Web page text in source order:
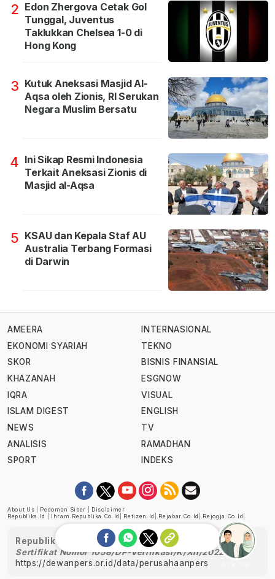
2 Edon Zhergova Cetak Gol
Tunggal, Juventus
Taklukkan Chelsea 1-0 di
Hong Kong
3 Kutuk Aneksasi Masjid Al-
Aqsa oleh Zionis, RI Serukan
Negara Muslim Bersatu
4 Ini Sikap Resmi Indonesia
Terkait Aneksasi Zionis di
Masjid al-Aqsa
5 KSAU dan Kepala Staf AU
Australia Terbang Formasi
di Darwin
AMEERA
EKONOMI SYARIAH
SKOR
KHAZANAH
IQRA
ISLAM DIGEST
NEWS
ANALISIS
SPORT
INTERNASIONAL
TEKNO
BISNIS FINANSIAL
ESGNOW
VISUAL
ENGLISH
TV
RAMADHAN
INDEKS
About Us Pedoman Siber
Disclaimer
Republika.id
Ihram.republika.co.id Retizen.id Rejabar.co.id Rejogja.co.id
Republika telah diverifikasi oleh Dewan Pers
Sertifikat Nomor 1058/DP-Verifikasi/K/XII/2022
https://dewanpers.or.id/data/perusahaanpers